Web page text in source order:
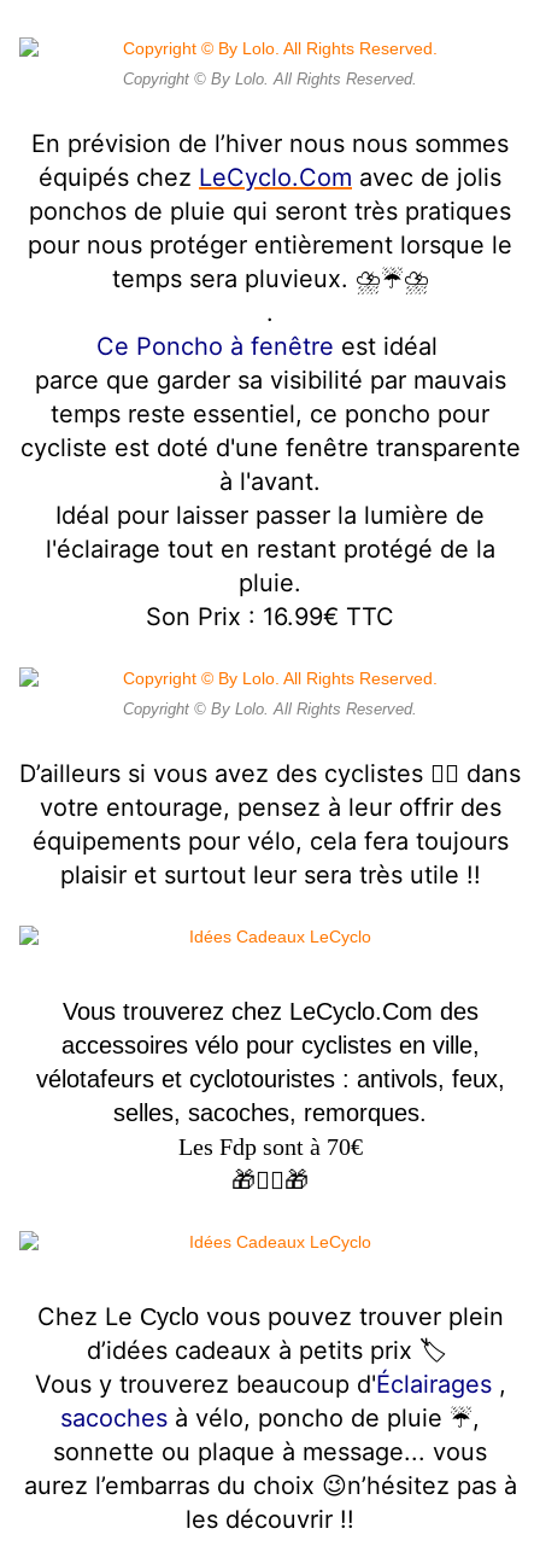
Copyright © By Lolo. All Rights Reserved.
En prévision de l’hiver nous nous sommes
équipés chez LeCyclo.Com avec de jolis
ponchos de pluie qui seront très pratiques
pour nous protéger entièrement lorsque le
temps sera pluvieux. ⛈☔️⛈
.
Ce Poncho à fenêtre est idéal
parce que garder sa visibilité par mauvais
temps reste essentiel, ce poncho pour
cycliste est doté d'une fenêtre transparente
à l'avant.
Idéal pour laisser passer la lumière de
l'éclairage tout en restant protégé de la
pluie.
Son Prix : 16.99€ TTC
Copyright © By Lolo. All Rights Reserved.
D’ailleurs si vous avez des cyclistes 🚴‍♀️ dans
votre entourage, pensez à leur offrir des
équipements pour vélo, cela fera toujours
plaisir et surtout leur sera très utile !!
Vous trouverez chez LeCyclo.Com des
accessoires vélo pour cyclistes en ville,
vélotafeurs et cyclotouristes : antivols, feux,
selles, sacoches, remorques.
Les Fdp sont à 70€
🎁🚴‍♀️🎁
Chez Le Cyclovous pouvez trouver plein
d’idées cadeaux à petits prix 🏷
Vous y trouverez beaucoup d'Éclairages,
sacoches à vélo, poncho de pluie ☔️,
sonnette ou plaque à message... vous
aurez l’embarras du choix 😉n’hésitez pas à
les découvrir !!